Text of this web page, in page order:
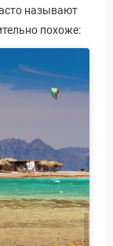
называют
похоже: